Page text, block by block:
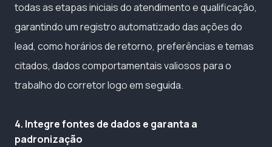
todas as etapas iniciais do atendimento e qualificação,
garantindo um registro automatizado das ações do
lead, como horários de retorno, preferências e temas
citados, dados comportamentais valiosos para o
trabalho do corretor logo em seguida.
4. Integre fontes de dados e garanta a
padronização